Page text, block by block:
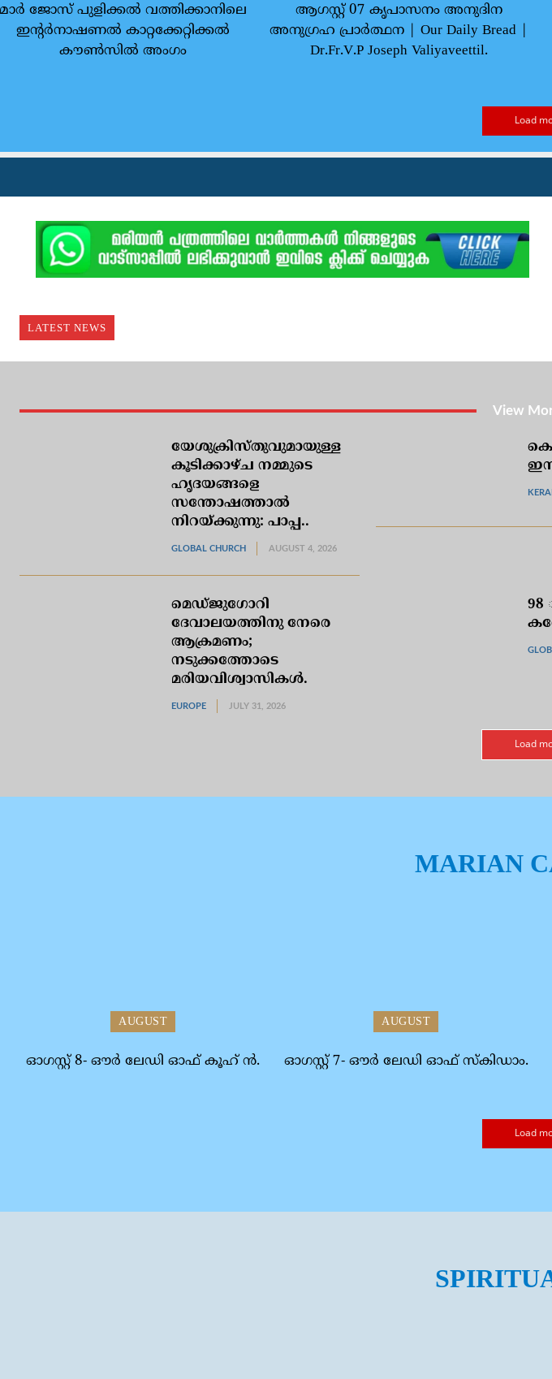
ജോസ് പുളിക്കല്‍ വത്തിക്കാനിലെ
ഇന്റര്‍നാഷണല്‍ കാറ്റക്കേറ്റിക്കല്‍
കൗണ്‍സില്‍ അംഗം
ആഗസ്റ്റ് 07 കൃപാസനം അനുദിന
അനുഗ്രഹ പ്രാർത്ഥന | Our Daily Bread |
Dr.Fr.V.P Joseph Valiyaveettil.
Load
LATEST NEWS
View
യേശുക്രിസ്തുവുമായുള്ള
കൂടിക്കാഴ്ച നമ്മുടെ
ഹൃദയങ്ങളെ
സന്തോഷത്താല്‍
നിറയ്ക്കുന്നു: പാപ്പ..
GLOBAL CHURCH AUGUST 4, 2026
മെഡ്ജുഗോറി
ദേവാലയത്തിനു നേരെ
ആക്രമണം;
നടുക്കത്തോടെ
മരിയവിശ്വാസികള്‍.
EUROPE JULY 31, 2026
Load
MARIAN
AUGUST
ഓഗസ്റ്റ് 8- ഔര്‍ ലേഡി ഓഫ് കൂഹ് ന്‍.
AUGUST
ഓഗസ്റ്റ് 7- ഔര്‍ ലേഡി ഓഫ് സ്‌കിഡാം.
Load